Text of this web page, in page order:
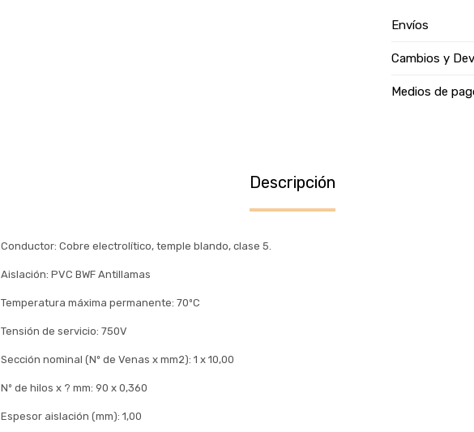
Envíos
Cambios y
Medios de
Descripción
Conductor: Cobre electrolítico, temple blando, clase 5.
Aislación: PVC BWF Antillamas
Temperatura máxima permanente: 70ºC
Tensión de servicio: 750V
Sección nominal (Nº de Venas x mm2): 1 x 10,00
Nº de hilos x ? mm: 90 x 0,360
Espesor aislación (mm): 1,00